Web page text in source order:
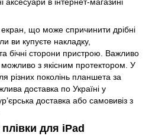
аксесуари в інтернет-магазині
що може спричинити дрібні
ви купуєте накладку,
бічні сторони пристрою. Важливо
з якісним протектором. У
різних поколінь планшета за
доставка по Україні у
доставка або самовивіз з
плівки для iPad